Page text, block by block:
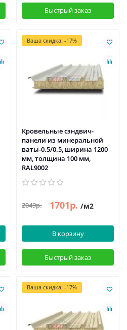
Быстрый заказ
Ваша скидка: -17%
Кровельные сэндвич-
панели из минеральной
ваты-0.5/0.5, ширина 1200
мм, толщина 100 мм,
RAL9002
2049р. 1701р. /м2
В корзину
Быстрый заказ
Ваша скидка: -17%